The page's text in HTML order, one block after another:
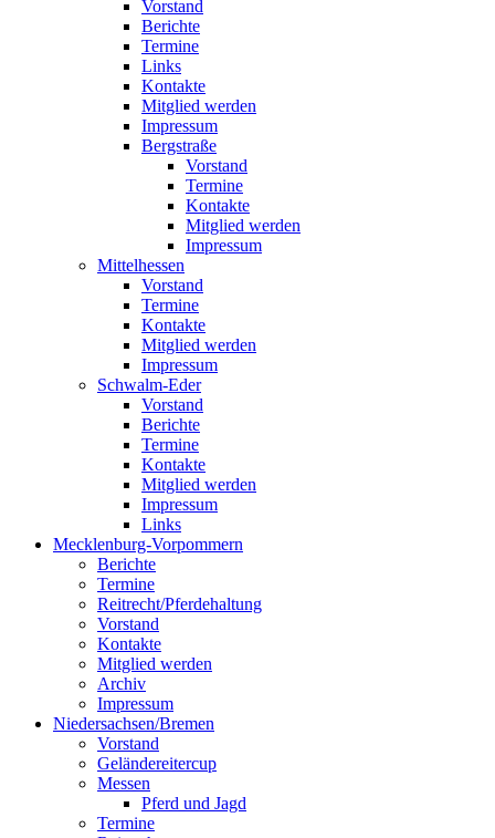
Vorstand
Berichte
Termine
Links
Kontakte
Mitglied werden
Impressum
Bergstraße
Vorstand
Termine
Kontakte
Mitglied werden
Impressum
Mittelhessen
Vorstand
Termine
Kontakte
Mitglied werden
Impressum
Schwalm-Eder
Vorstand
Berichte
Termine
Kontakte
Mitglied werden
Impressum
Links
Mecklenburg-Vorpommern
Berichte
Termine
Reitrecht/Pferdehaltung
Vorstand
Kontakte
Mitglied werden
Archiv
Impressum
Niedersachsen/Bremen
Vorstand
Geländereitercup
Messen
Pferd und Jagd
Termine